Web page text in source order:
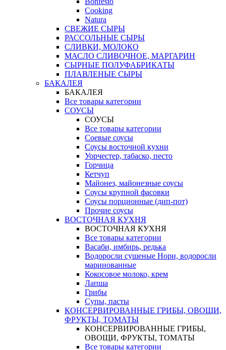
Cooking
Natura
СВЕЖИЕ СЫРЫ
РАССОЛЬНЫЕ СЫРЫ
СЛИВКИ, МОЛОКО
МАСЛО СЛИВОЧНОЕ, МАРГАРИН
СЫРНЫЕ ПОЛУФАБРИКАТЫ
ПЛАВЛЕНЫЕ СЫРЫ
БАКАЛЕЯ
БАКАЛЕЯ
Все товары категории
СОУСЫ
СОУСЫ
Все товары категории
Соевые соусы
Соусы восточной кухни
Уорчестер, табаско, песто
Горчица
Кетчуп
Майонез, майонезные соусы
Соусы крупной фасовки
Соусы порционные (дип-пот)
Прочие соусы
ВОСТОЧНАЯ КУХНЯ
ВОСТОЧНАЯ КУХНЯ
Все товары категории
Васаби, имбирь, редька
Водоросли сушеные Нори, водоросли
маринованные
Кокосовое молоко, крем
Лапша
Грибы
Супы, пасты
КОНСЕРВИРОВАННЫЕ ГРИБЫ, ОВОЩИ,
ФРУКТЫ, ТОМАТЫ
КОНСЕРВИРОВАННЫЕ ГРИБЫ,
ОВОЩИ, ФРУКТЫ, ТОМАТЫ
Все товары категории